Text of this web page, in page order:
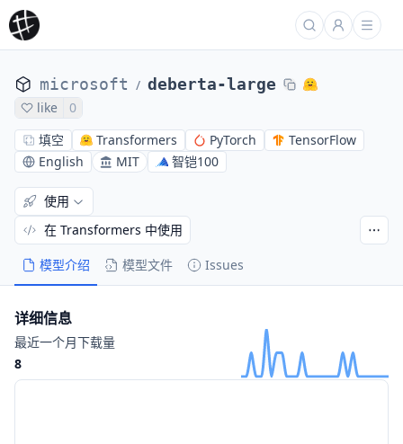
microsoft / deberta-large
like
0
填空
Transformers PyTorch
TensorFlow
English
MIT 智铠100
模型介绍 模型文件 Issues
使用
在 Transformers 中使用
详细信息
最近一个月下载量
8